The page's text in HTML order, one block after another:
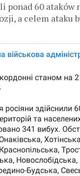
ponad 60
a celem ataku